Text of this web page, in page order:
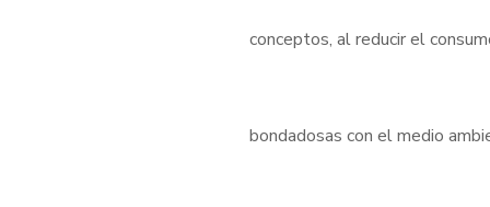
conceptos, al reducir el
bondadosas con el medio